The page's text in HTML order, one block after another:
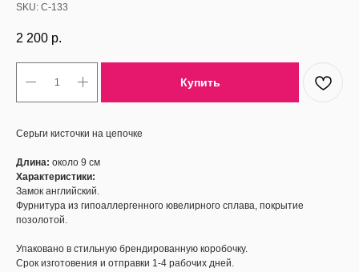
SKU: С-133
2 200 р.
Купить
Серьги кисточки на цепочке
Длина: около 9 см
Характеристики:
Замок английский.
Фурнитура из гипоаллергенного ювелирного сплава, покрытие
позолотой.
Упаковано в стильную брендированную коробочку.
Срок изготовения и отправки 1-4 рабочих дней.